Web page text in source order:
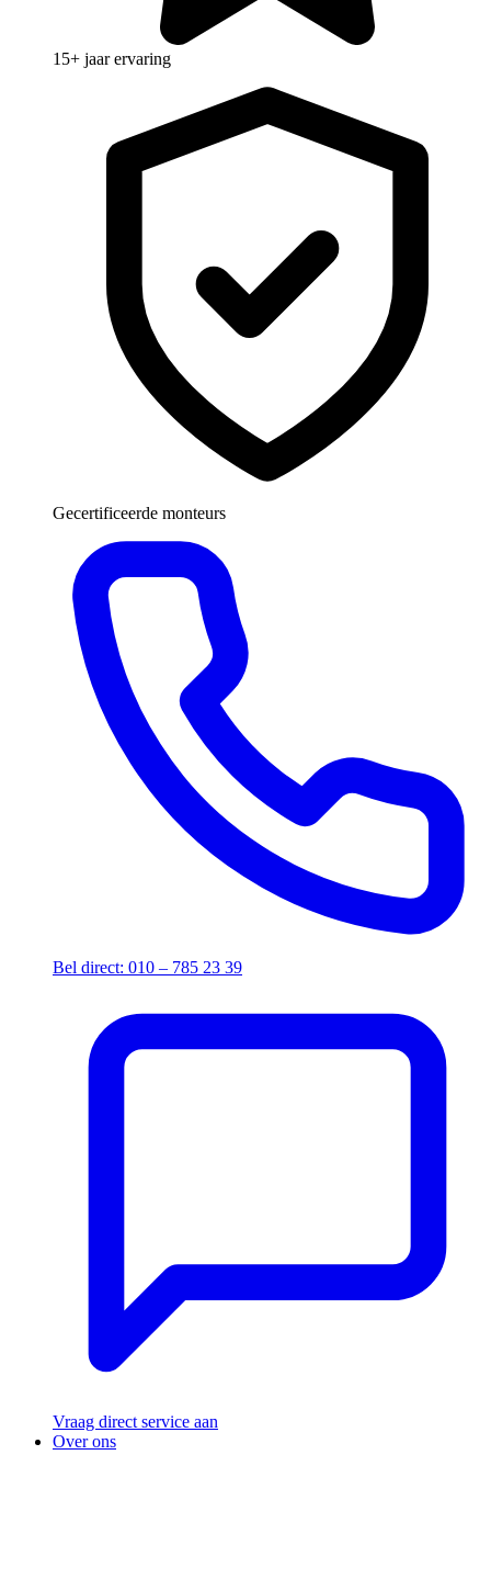
15+ jaar ervaring
Gecertificeerde monteurs
Bel direct: 010 – 785 23 39
Vraag direct service aan
Over ons